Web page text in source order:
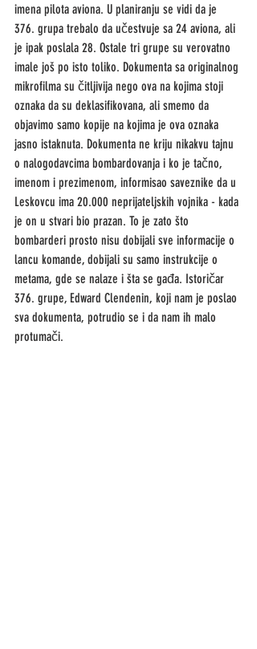
imena pilota aviona. U planiranju se vidi da je
376. grupa trebalo da učestvuje sa 24 aviona, ali
je ipak poslala 28. Ostale tri grupe su verovatno
imale još po isto toliko. Dokumenta sa originalnog
mikrofilma su čitljivija nego ova na kojima stoji
oznaka da su deklasifikovana, ali smemo da
objavimo samo kopije na kojima je ova oznaka
jasno istaknuta. Dokumenta ne kriju nikakvu tajnu
o nalogodavcima bombardovanja i ko je tačno,
imenom i prezimenom, informisao saveznike da u
Leskovcu ima 20.000 neprijateljskih vojnika - kada
je on u stvari bio prazan. To je zato što
bombarderi prosto nisu dobijali sve informacije o
lancu komande, dobijali su samo instrukcije o
metama, gde se nalaze i šta se gađa. Istoričar
376. grupe, Edward Clendenin, koji nam je poslao
sva dokumenta, potrudio se i da nam ih malo
protumači.